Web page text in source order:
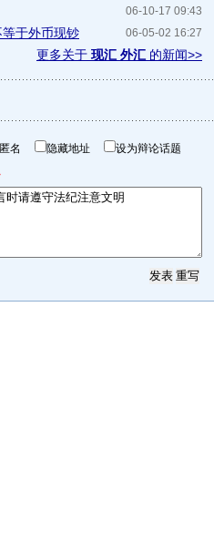
06-10-17 09:43
06-05-02 16:27
于外币现钞
更多关于 现汇 外汇 的新闻>>
名 隐藏地址 设为辩论话题